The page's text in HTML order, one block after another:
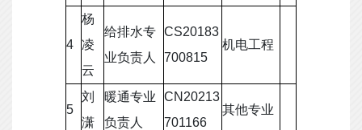
4
杨
凌
云
给排水专
业负责人
CS20183
700815
机电工程
5
刘
潇
暖通专业
负责人
CN20213
701166
其他专业